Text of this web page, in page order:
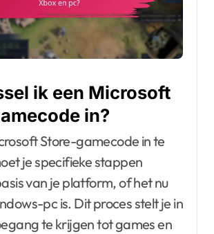
ik een Microsoft
in?
Store-gamecode in te
je specifieke stappen
van je platform, of het nu
pc is. Dit proces stelt je in
te krijgen tot games en